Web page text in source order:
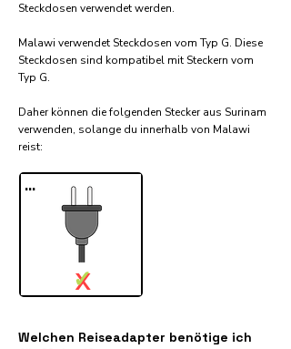
Steckdosen verwendet werden.
Malawi verwendet Steckdosen vom Typ G. Diese
Steckdosen sind kompatibel mit Steckern vom
Typ G.
Daher können die folgenden Stecker aus Surinam
verwenden, solange du innerhalb von Malawi
reist:​
...
X
✓
Welchen Reiseadapter benötige ich